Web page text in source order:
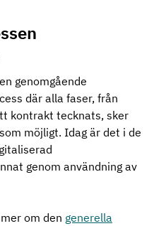
genomgående
där alla faser, från
kontrakt tecknats, sker
möjligt. Idag är det i de
genom användning av
om den generella